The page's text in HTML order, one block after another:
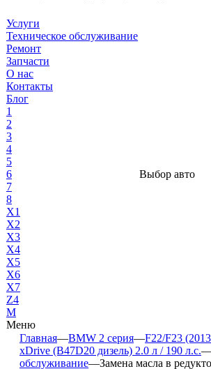
Услуги
Техническое обслуживание
Ремонт
Запчасти
О нас
Контакты
Блог
1
2
3
4
5
6
7
8
X1
X2
X3
X4
X5
X6
X7
Z4
М
Меню
Выбор авто
Главная—BMW 2 серия—F22/F23
xDrive (B47D20 дизель) 2.0 л / 190 л.с.
обслуживание—Замена масла в